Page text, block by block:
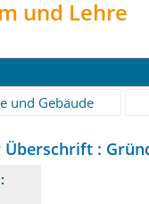
und Lehre
und Gebäude
Überschrift :